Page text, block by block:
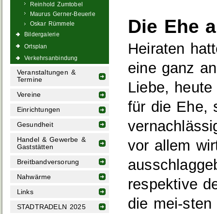
Reinhold Zumtobel
Maurus Gerner-Beuerle
Oskar Rümmele
Bildergalerie
Ortsplan
Verkehrsanbindung
Veranstaltungen &
Termine
Vereine
Einrichtungen
Gesundheit
Handel & Gewerbe &
Gaststätten
Breitbandversorung
Nahwärme
Links
STADTRADELN 2025
Die Ehe
Heiraten
eine ganz
Liebe,
für die Ehe,
vor allem
respektive
die mei-